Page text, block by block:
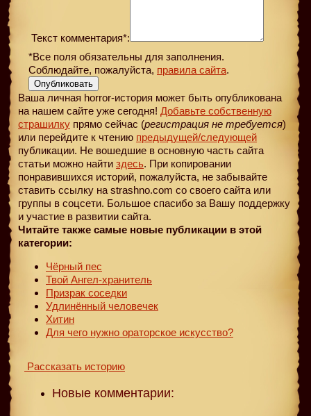
Текст комментария*:
*Все поля обязательны для заполнения.
Соблюдайте, пожалуйста, правила сайта.
Опубликовать
Ваша личная horror-история может быть опубликована
на нашем сайте уже сегодня! Добавьте собственную
страшилку прямо сейчас (регистрация не требуется)
или перейдите к чтению предыдущей/следующей
публикации. Не вошедшие в основную часть сайта
статьи можно найти здесь. При копировании
понравившихся историй, пожалуйста, не забывайте
ставить ссылку на strashno.com со своего сайта или
группы в соцсети. Большое спасибо за Вашу поддержку
и участие в развитии сайта.
Читайте также самые новые публикации в этой
категории:
Чёрный пес
Твой Ангел-хранитель
Призрак соседки
Удлинённый человечек
Хитин
Для чего нужно ораторское искусство?
Рассказать историю
Новые комментарии: